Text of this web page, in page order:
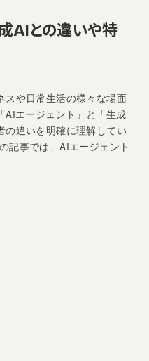
AIとの違いや特
スや日常生活の様々な場面
AIエージェント」と「生成
の違いを明確に理解してい
記事では、AIエージェント